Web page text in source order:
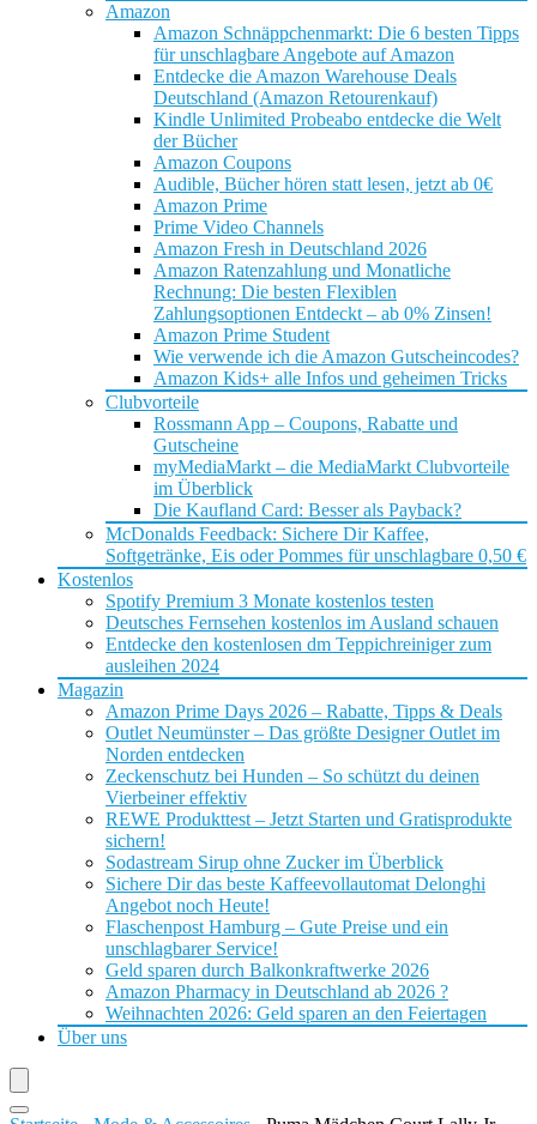
Amazon
Amazon Schnäppchenmarkt: Die 6 besten Tipps
für unschlagbare Angebote auf Amazon
Entdecke die Amazon Warehouse Deals
Deutschland (Amazon Retourenkauf)
Kindle Unlimited Probeabo entdecke die Welt
der Bücher
Amazon Coupons
Audible, Bücher hören statt lesen, jetzt ab 0€
Amazon Prime
Prime Video Channels
Amazon Fresh in Deutschland 2026
Amazon Ratenzahlung und Monatliche
Rechnung: Die besten Flexiblen
Zahlungsoptionen Entdeckt – ab 0% Zinsen!
Amazon Prime Student
Wie verwende ich die Amazon Gutscheincodes?
Amazon Kids+ alle Infos und geheimen Tricks
Clubvorteile
Rossmann App – Coupons, Rabatte und
Gutscheine
myMediaMarkt – die MediaMarkt Clubvorteile
im Überblick
Die Kaufland Card: Besser als Payback?
McDonalds Feedback: Sichere Dir Kaffee,
Softgetränke, Eis oder Pommes für unschlagbare 0,50 €
Kostenlos
Spotify Premium 3 Monate kostenlos testen
Deutsches Fernsehen kostenlos im Ausland schauen
Entdecke den kostenlosen dm Teppichreiniger zum
ausleihen 2024
Magazin
Amazon Prime Days 2026 – Rabatte, Tipps & Deals
Outlet Neumünster – Das größte Designer Outlet im
Norden entdecken
Zeckenschutz bei Hunden – So schützt du deinen
Vierbeiner effektiv
REWE Produkttest – Jetzt Starten und Gratisprodukte
sichern!
Sodastream Sirup ohne Zucker im Überblick
Sichere Dir das beste Kaffeevollautomat Delonghi
Angebot noch Heute!
Flaschenpost Hamburg – Gute Preise und ein
unschlagbarer Service!
Geld sparen durch Balkonkraftwerke 2026
Amazon Pharmacy in Deutschland ab 2026 ?
Weihnachten 2026: Geld sparen an den Feiertagen
Über uns